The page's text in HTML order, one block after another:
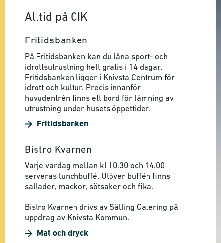
Alltid på CIK
Fritidsbanken
På Fritidsbanken kan du låna sport- och
idrottsutrustning helt gratis i 14 dagar.
Fritidsbanken ligger i Knivsta Centrum för
idrott och kultur. Precis innanför
huvudentrén finns ett bord för lämning av
utrustning under husets öppettider.
Fritidsbanken
Bistro Kvarnen
Varje vardag mellan kl 10.30 och 14.00
serveras lunchbuffé. Utöver buffén finns
sallader, mackor, sötsaker och fika.
Bistro Kvarnen drivs av Sälling Catering på
uppdrag av Knivsta Kommun.
Mat och dryck